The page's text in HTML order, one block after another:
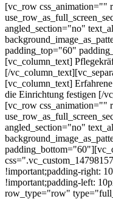
[vc_row css_animation=""
angled_section="no"
padding_top="60"
[vc_column_text]
[/
[vc_column_text]
die Einrichtung festigen [/
[vc_row css_animation=""
angled_section="no"
!important;padding-right:
!important;padding-left:
row_type="row"